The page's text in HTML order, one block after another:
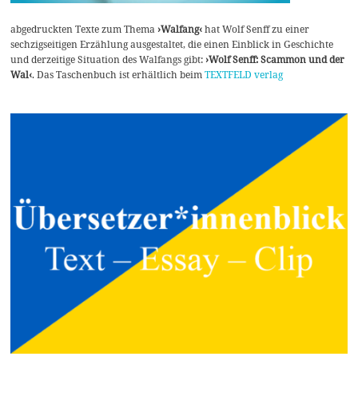
abgedruckten Texte zum Thema›Walfang‹hat Wolf Senff zu einer
sechzigseitigen Erzählung ausgestaltet, die einen Einblick in Geschichte
und derzeitige Situation des Walfangs gibt:›Wolf Senff: Scammon und der
Wal‹. Das Taschenbuch ist erhältlich beimTEXTFELD verlag